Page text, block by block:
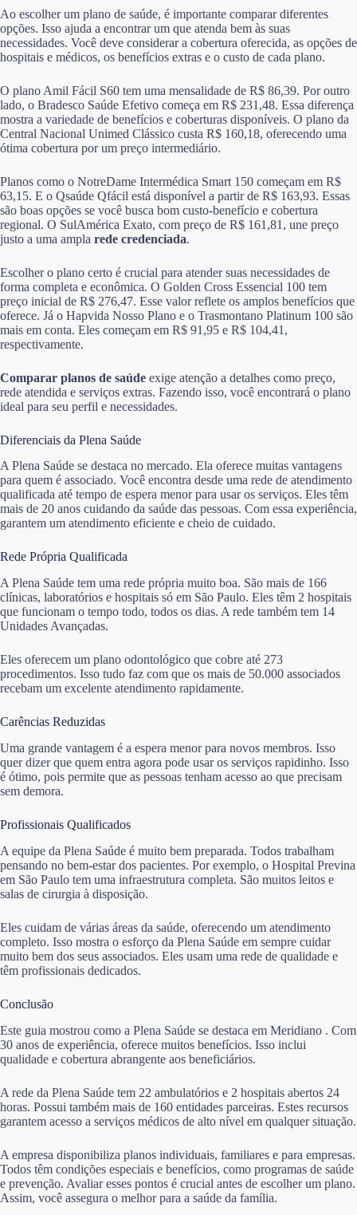
Ao escolher um plano de saúde, é importante comparar diferentes
opções. Isso ajuda a encontrar um que atenda bem às suas
necessidades. Você deve considerar a cobertura oferecida, as opções de
hospitais e médicos, os benefícios extras e o custo de cada plano.
O plano Amil Fácil S60 tem uma mensalidade de R$ 86,39. Por outro
lado, o Bradesco Saúde Efetivo começa em R$ 231,48. Essa diferença
mostra a variedade de benefícios e coberturas disponíveis. O plano da
Central Nacional Unimed Clássico custa R$ 160,18, oferecendo uma
ótima cobertura por um preço intermediário.
Planos como o NotreDame Intermédica Smart 150 começam em R$
63,15. E o Qsaúde Qfácil está disponível a partir de R$ 163,93. Essas
são boas opções se você busca bom custo-benefício e cobertura
regional. O SulAmérica Exato, com preço de R$ 161,81, une preço
justo a uma ampla rede credenciada.
Escolher o plano certo é crucial para atender suas necessidades de
forma completa e econômica. O Golden Cross Essencial 100 tem
preço inicial de R$ 276,47. Esse valor reflete os amplos benefícios que
oferece. Já o Hapvida Nosso Plano e o Trasmontano Platinum 100 são
mais em conta. Eles começam em R$ 91,95 e R$ 104,41,
respectivamente.
Comparar planos de saúde exige atenção a detalhes como preço,
rede atendida e serviços extras. Fazendo isso, você encontrará o plano
ideal para seu perfil e necessidades.
Diferenciais da Plena Saúde
A Plena Saúde se destaca no mercado. Ela oferece muitas vantagens
para quem é associado. Você encontra desde uma rede de atendimento
qualificada até tempo de espera menor para usar os serviços. Eles têm
mais de 20 anos cuidando da saúde das pessoas. Com essa experiência,
garantem um atendimento eficiente e cheio de cuidado.
Rede Própria Qualificada
A Plena Saúde tem uma rede própria muito boa. São mais de 166
clínicas, laboratórios e hospitais só em São Paulo. Eles têm 2 hospitais
que funcionam o tempo todo, todos os dias. A rede também tem 14
Unidades Avançadas.
Eles oferecem um plano odontológico que cobre até 273
procedimentos. Isso tudo faz com que os mais de 50.000 associados
recebam um excelente atendimento rapidamente.
Carências Reduzidas
Uma grande vantagem é a espera menor para novos membros. Isso
quer dizer que quem entra agora pode usar os serviços rapidinho. Isso
é ótimo, pois permite que as pessoas tenham acesso ao que precisam
sem demora.
Profissionais Qualificados
A equipe da Plena Saúde é muito bem preparada. Todos trabalham
pensando no bem-estar dos pacientes. Por exemplo, o Hospital Previna
em São Paulo tem uma infraestrutura completa. São muitos leitos e
salas de cirurgia à disposição.
Eles cuidam de várias áreas da saúde, oferecendo um atendimento
completo. Isso mostra o esforço da Plena Saúde em sempre cuidar
muito bem dos seus associados. Eles usam uma rede de qualidade e
têm profissionais dedicados.
Conclusão
Este guia mostrou como a Plena Saúde se destaca em Meridiano . Com
30 anos de experiência, oferece muitos benefícios. Isso inclui
qualidade e cobertura abrangente aos beneficiários.
A rede da Plena Saúde tem 22 ambulatórios e 2 hospitais abertos 24
horas. Possui também mais de 160 entidades parceiras. Estes recursos
garantem acesso a serviços médicos de alto nível em qualquer situação.
A empresa disponibiliza planos individuais, familiares e para empresas.
Todos têm condições especiais e benefícios, como programas de saúde
e prevenção. Avaliar esses pontos é crucial antes de escolher um plano.
Assim, você assegura o melhor para a saúde da família.